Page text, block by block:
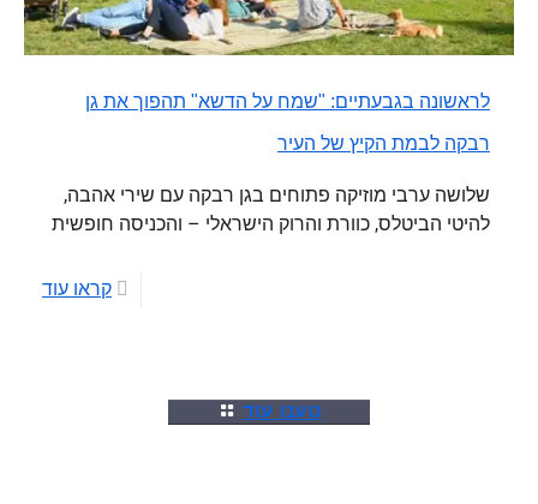
לראשונה בגבעתיים: "שמח על הדשא" תהפוך את גן
רבקה לבמת הקיץ של העיר
שלושה ערבי מוזיקה פתוחים בגן רבקה עם שירי אהבה,
להיטי הביטלס, כוורת והרוק הישראלי – והכניסה חופשית
קראו עוד
טענו עוד